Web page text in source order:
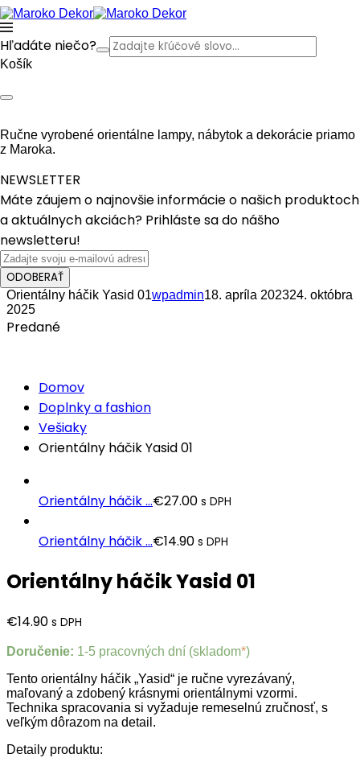
Hľadáte niečo?
Košík
Ručne vyrobené orientálne lampy, nábytok a dekorácie priamo
z Maroka.
NEWSLETTER
Máte záujem o najnovšie informácie o našich produktoch
a aktuálnych akciách? Prihláste sa do nášho
newsletteru!
ODOBERAŤ
Orientálny háčik Yasid 01wpadmin18. apríla 202324. októbra
2025
Predané
Domov
Doplnky a fashion
Vešiaky
Orientálny háčik Yasid 01
Orientálny háčik ...€27.00 s DPH
Orientálny háčik ...€14.90 s DPH
Orientálny háčik Yasid 01
€14.90 s DPH
Doručenie: 1-5 pracovných dní (skladom*)
Tento orientálny háčik „Yasid“ je ručne vyrezávaný,
maľovaný a zdobený krásnymi orientálnymi vzormi.
Technika spracovania si vyžaduje remeselnú zručnosť, s
veľkým dôrazom na detail.
Detaily produktu: